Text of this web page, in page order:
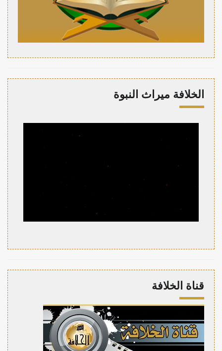
الخلافة ميراث النبوة
قناة الخلافة